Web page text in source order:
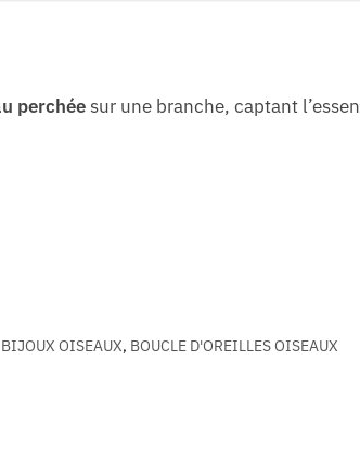
perchéesur une branche, captant
BIJOUX OISEAUX, BOUCLE D'OREILLES OISEAUX